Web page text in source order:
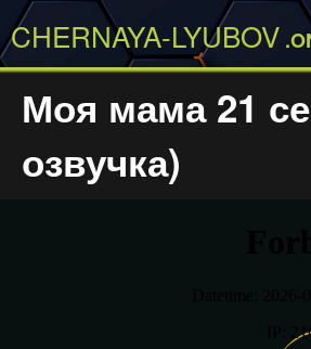
CHERNAYA-LYUBOV
Моя мама 21
озвучка)